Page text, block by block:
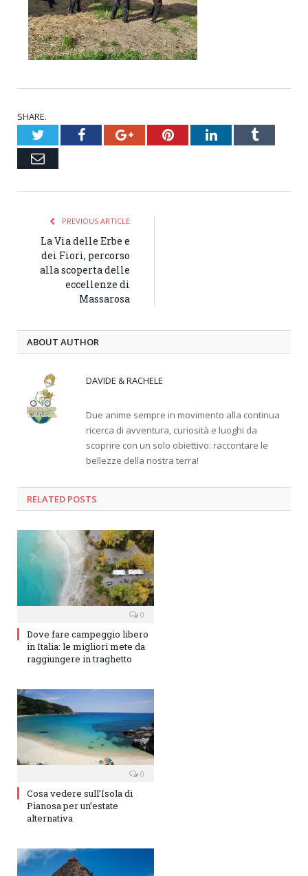
SHARE.
TwitterFacebookGoogle+PinterestLinkedInTumblr
Email
PREVIOUS ARTICLE
La Via delle Erbe e
dei Fiori, percorso
alla scoperta delle
eccellenze di
Massarosa
ABOUT AUTHOR
DAVIDE & RACHELE
Due anime sempre in movimento alla continua
ricerca di avventura, curiosità e luoghi da
scoprire con un solo obiettivo: raccontare le
bellezze della nostra terra!
RELATED POSTS
0
Dove fare campeggio libero
in Italia: le migliori mete da
raggiungere in traghetto
0
Cosa vedere sull’Isola di
Pianosa per un’estate
alternativa